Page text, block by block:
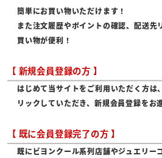
簡単にお買い物いただけます！
また注文履歴やポイントの確認、配送先
買い物が便利！
【 新規会員登録の方 】
はじめて当サイトをご利用いただく方は
リックしていただき、新規会員登録をお
【 既に会員登録完了の方 】
既にビヨンクール系列店舗やジュエリー